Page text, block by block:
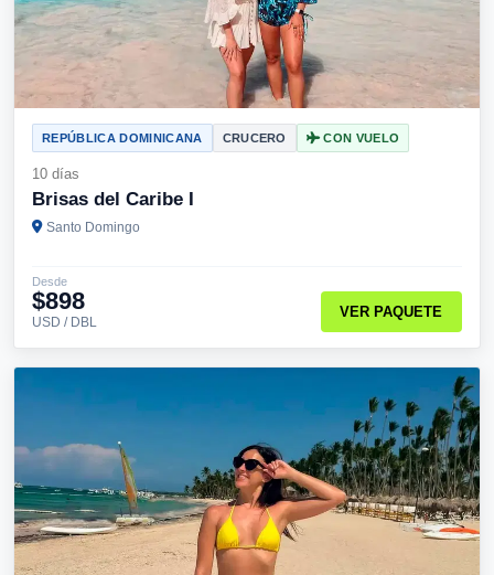
REPÚBLICA DOMINICANA CRUCERO CON VUELO
10 días
Brisas del Caribe I
Santo Domingo
Desde
$898
USD / DBL
VER PAQUETE